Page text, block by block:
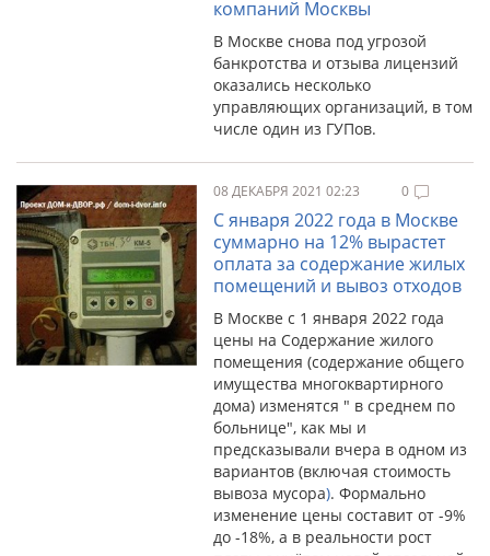
компаний Москвы
В Москве снова под угрозой
банкротства и отзыва лицензий
оказались несколько
управляющих организаций, в том
числе один из ГУПов.
08 ДЕКАБРЯ 2021 02:23 0
С января 2022 года в Москве
суммарно на 12% вырастет
оплата за содержание жилых
помещений и вывоз отходов
В Москве с 1 января 2022 года
цены на Содержание жилого
помещения (содержание общего
имущества многоквартирного
дома) изменятся " в среднем по
больнице", как мы и
предсказывали вчера в одном из
вариантов (включая стоимость
вывоза мусора). Формально
изменение цены составит от -9%
до -18%, а в реальности рост